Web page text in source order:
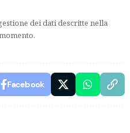
dei dati descritte nella
Facebook